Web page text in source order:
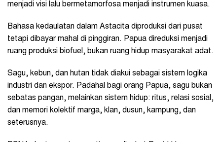
menjadi visi lalu bermetamorfosa menjadi instrumen kuasa.
Bahasa kedaulatan dalam Astacita diproduksi dari pusat
tetapi dibayar mahal di pinggiran. Papua direduksi menjadi
ruang produksi biofuel, bukan ruang hidup masyarakat adat.
Sagu, kebun, dan hutan tidak diakui sebagai sistem logika
industri dan ekspor. Padahal bagi orang Papua, sagu bukan
sebatas pangan, melainkan sistem hidup: ritus, relasi sosial,
dan memori kolektif marga, klan, dusun, kampung, dan
seterusnya.